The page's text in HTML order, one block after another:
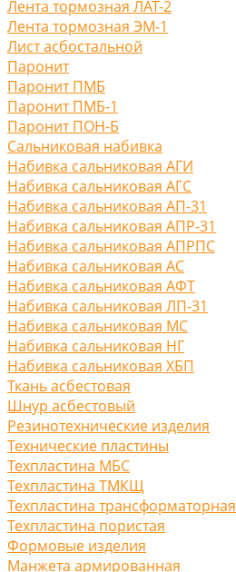
Лента тормозная ЛАТ-2
Лента тормозная ЭМ-1
Лист асбостальной
Паронит
Паронит ПМБ
Паронит ПМБ-1
Паронит ПОН-Б
Сальниковая набивка
Набивка сальниковая АГИ
Набивка сальниковая АГС
Набивка сальниковая АП-31
Набивка сальниковая АПР-31
Набивка сальниковая АПРПС
Набивка сальниковая АС
Набивка сальниковая АФТ
Набивка сальниковая ЛП-31
Набивка сальниковая МС
Набивка сальниковая НГ
Набивка сальниковая ХБП
Ткань асбестовая
Шнур асбестовый
Резинотехнические изделия
Технические пластины
Техпластина МБС
Техпластина ТМКЩ
Техпластина трансформаторная
Техпластина пористая
Формовые изделия
Манжета армированная